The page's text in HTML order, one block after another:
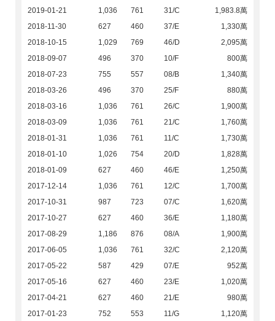
2019-01-21
1,036 761 31/C
1,983.8萬
2018-11-30
627 460 37/E
1,330萬
2018-10-15
1,029 769 46/D
2,095萬
2018-09-07
496 370 10/F
800萬
2018-07-23
755 557 08/B
1,340萬
2018-03-26
496 370 25/F
880萬
2018-03-16
1,036 761 26/C
1,900萬
2018-03-09
1,036 761 21/C
1,760萬
2018-01-31
1,036 761 11/C
1,730萬
2018-01-10
1,026 754 20/D
1,828萬
2018-01-09
627 460 46/E
1,250萬
2017-12-14
1,036 761 12/C
1,700萬
2017-10-31
987 723 07/C
1,620萬
2017-10-27
627 460 36/E
1,180萬
2017-08-29
1,186 876 08/A
1,900萬
2017-06-05
1,036 761 32/C
2,120萬
2017-05-22
587 429 07/E
952萬
2017-05-16
627 460 23/E
1,020萬
2017-04-21
627 460 21/E
980萬
2017-01-23
752 553 11/G
1,120萬